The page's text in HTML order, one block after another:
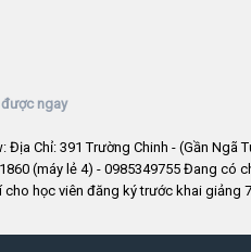
ngay
Địa Chỉ: 391 Trường Chinh - (Gần Ngã
(máy lẻ 4) - 0985349755 Đang có
học viên đăng ký trước khai giảng